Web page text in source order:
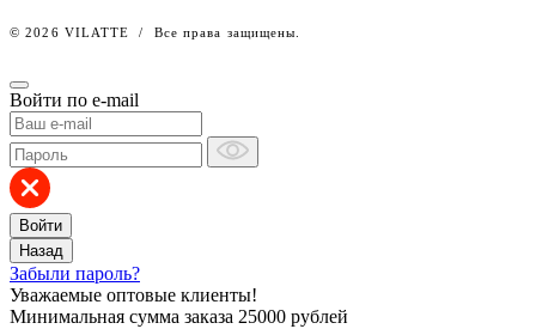
© 2026 VILATTE / Все права защищены.
Войти по e-mail
Войти
Назад
Забыли пароль?
Уважаемые оптовые клиенты!
Минимальная сумма заказа 25000 рублей